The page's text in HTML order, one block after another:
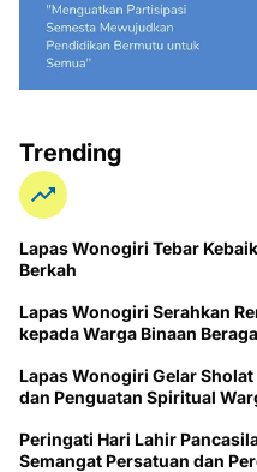
Trending
Lapas Wonogiri Tebar
Berkah
Lapas Wonogiri Serahkan
kepada Warga Binaan
Lapas Wonogiri Gelar
dan Penguatan Spiritual
Peringati Hari Lahir
Semangat Persatuan dan